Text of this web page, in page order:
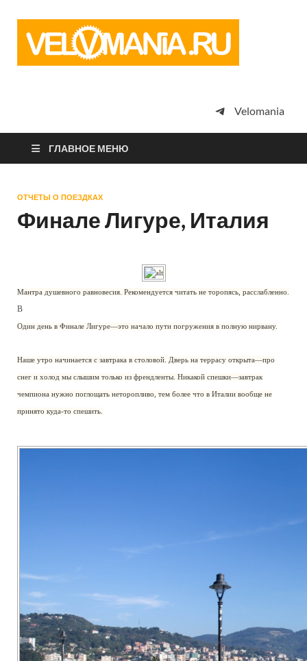
просто
Velomania
ГЛАВНОЕ МЕНЮ
ОТЧЕТЫ О ПОЕЗДКАХ
Финале Лигуре, Италия
Мантра душевного равновесия. Рекомендуется читать не торопясь, расслабленно.
В
Один день в Финале Лигуре—это начало пути погружения в полную нирвану.
Наше утро начинается с завтрака в столовой. Дверь на террасу открыта—про
снег и холод мы слышим только из френдленты. Никакой спешки—завтрак
чемпиона нужно поглощать неторопливо, тем более что в Италии вообще не
принято куда-то спешить.